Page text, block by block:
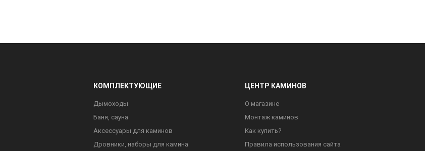
КОМПЛЕКТУЮЩИЕ
Дымоходы
Баня, сауна
Аксессуары для каминов
Дровники, наборы для камина
ЦЕНТР КАМИНОВ
О магазине
Монтаж каминов
Как купить?
Правила использования сайта